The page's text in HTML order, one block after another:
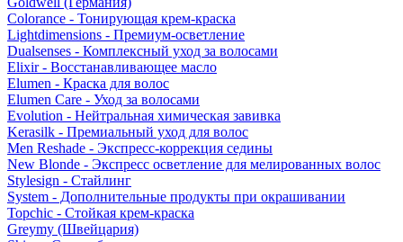
Colorance - Тонирующая крем-краска
Lightdimensions - Премиум-осветление
Dualsenses - Комплексный уход за волосами
Elixir - Восстанавливающее масло
Elumen - Краска для волос
Elumen Care - Уход за волосами
Evolution - Нейтральная химическая завивка
Kerasilk - Премиальный уход для волос
Men Reshade - Экспресс-коррекция седины
New Blonde - Экспресс осветление для мелированных волос
Stylesign - Стайлинг
System - Дополнительные продукты при окрашивании
Topchic - Стойкая крем-краска
Greymy (Швейцария)